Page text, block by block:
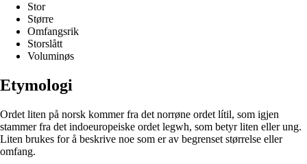
Stor
Større
Omfangsrik
Storslått
Voluminøs
Etymologi
Ordet liten på norsk kommer fra det norrøne ordet lítil, som igjen
stammer fra det indoeuropeiske ordet legwh, som betyr liten eller ung.
Liten brukes for å beskrive noe som er av begrenset størrelse eller
omfang.